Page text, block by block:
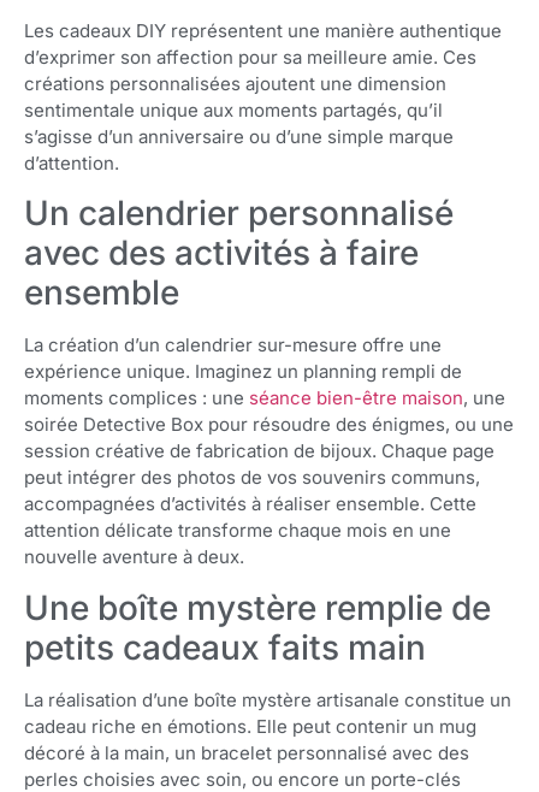
Les cadeaux DIY représentent une manière authentique
d’exprimer son affection pour sa meilleure amie. Ces
créations personnalisées ajoutent une dimension
sentimentale unique aux moments partagés, qu’il
s’agisse d’un anniversaire ou d’une simple marque
d’attention.
Un calendrier personnalisé
avec des activités à faire
ensemble
La création d’un calendrier sur-mesure offre une
expérience unique. Imaginez un planning rempli de
moments complices : une séance bien-être maison, une
soirée Detective Box pour résoudre des énigmes, ou une
session créative de fabrication de bijoux. Chaque page
peut intégrer des photos de vos souvenirs communs,
accompagnées d’activités à réaliser ensemble. Cette
attention délicate transforme chaque mois en une
nouvelle aventure à deux.
Une boîte mystère remplie de
petits cadeaux faits main
La réalisation d’une boîte mystère artisanale constitue un
cadeau riche en émotions. Elle peut contenir un mug
décoré à la main, un bracelet personnalisé avec des
perles choisies avec soin, ou encore un porte-clés